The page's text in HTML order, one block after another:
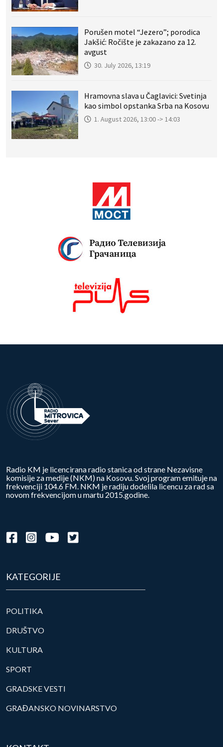
Porušen motel “Jezero”; porodica
Jakšić: Ročište je zakazano za 12.
avgust
30. July 2026, 13:19
Hramovna slava u Čaglavici: Svetinja
kao simbol opstanka Srba na Kosovu
1. August 2026, 13:00 -> 14:03
Radio KM je licencirana radio stanica od strane Nezavisne
komisije za medije (NKM) na Kosovu. Svoj program emituje na
frekvenciji 104.6 FM. NKM je radiju dodelila licencu za rad sa
novom frekvencijom u martu 2015.godine.
KATEGORIJE
POLITIKA
DRUŠTVO
KULTURA
SPORT
GRADSKE VESTI
GRAĐANSKO NOVINARSTVO